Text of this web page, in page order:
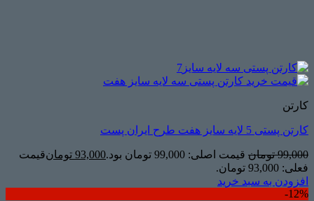
کارتن
کارتن پستی 5 لایه سایز هفت طرح ایران پست
99,000 تومان قیمت اصلی: 99,000 تومان بود. 93,000 تومانقیمت
فعلی: 93,000 تومان.
افزودن به سبد خرید
12%-